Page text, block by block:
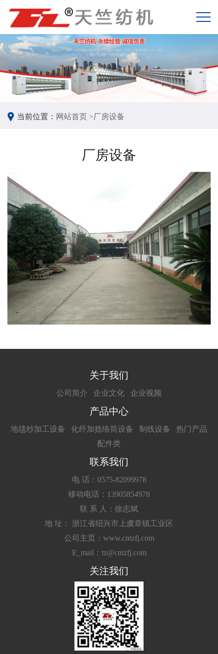
当前位置： 网站首页 >厂房设备
厂房设备
关于我们
公司简介 企业文化 企业视频
产品中心
地毯纱加工设备 化纤加捻络筒设备 制线设备
热门产品
配件类
联系我们
电 话：0575-82099978
移动电话：13905854978
联 系 人：徐志斌
地 址： 浙江省绍兴市上虞章镇工业区
公司主页：www.cntzfj.com
E_mail：tz@cntzfj.com
关注我们